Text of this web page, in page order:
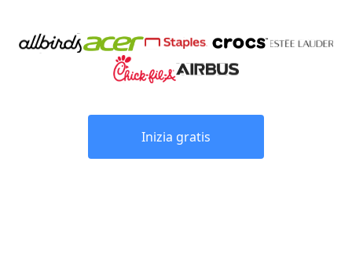
Inizia gratis